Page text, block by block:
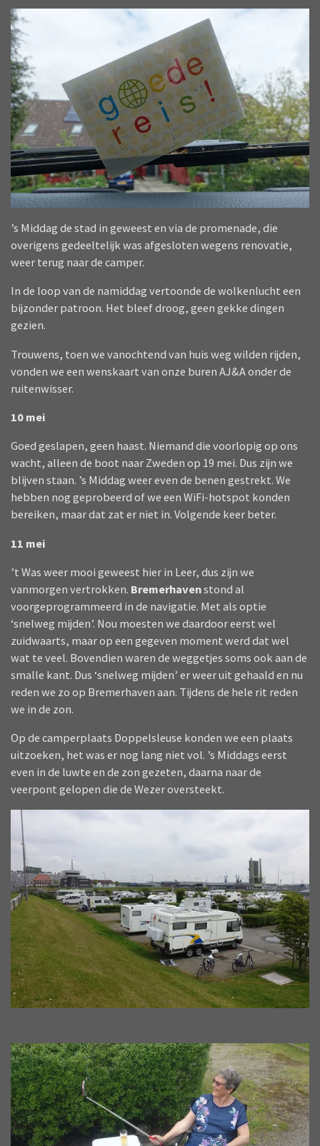
’s Middag de stad in geweest en via de promenade, die
overigens gedeeltelijk was afgesloten wegens renovatie,
weer terug naar de camper.
In de loop van de namiddag vertoonde de wolkenlucht een
bijzonder patroon. Het bleef droog, geen gekke dingen
gezien.
Trouwens, toen we vanochtend van huis weg wilden rijden,
vonden we een wenskaart van onze buren AJ&A onder de
ruitenwisser.
10 mei
Goed geslapen, geen haast. Niemand die voorlopig op ons
wacht, alleen de boot naar Zweden op 19 mei. Dus zijn we
blijven staan. ’s Middag weer even de benen gestrekt. We
hebben nog geprobeerd of we een WiFi-hotspot konden
bereiken, maar dat zat er niet in. Volgende keer beter.
11 mei
’t Was weer mooi geweest hier in Leer, dus zijn we
vanmorgen vertrokken. Bremerhavenstond al
voorgeprogrammeerd in de navigatie. Met als optie
‘snelweg mijden’. Nou moesten we daardoor eerst wel
zuidwaarts, maar op een gegeven moment werd dat wel
wat te veel. Bovendien waren de weggetjes soms ook aan de
smalle kant. Dus ‘snelweg mijden’ er weer uit gehaald en nu
reden we zo op Bremerhaven aan. Tijdens de hele rit reden
we in de zon.
Op de camperplaats Doppelsleuse konden we een plaats
uitzoeken, het was er nog lang niet vol. ’s Middags eerst
even in de luwte en de zon gezeten, daarna naar de
veerpont gelopen die de Wezer oversteekt.